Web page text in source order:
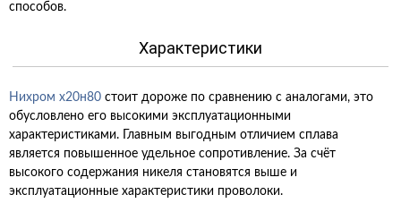
способов.
Характеристики
Нихром х20н80 стоит дороже по сравнению с аналогами, это
обусловлено его высокими эксплуатационными
характеристиками. Главным выгодным отличием сплава
является повышенное удельное сопротивление. За счёт
высокого содержания никеля становятся выше и
эксплуатационные характеристики проволоки.